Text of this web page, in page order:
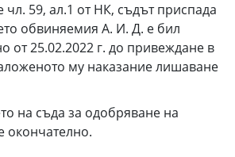
59, ал.1 от НК, съдът приспада
обвиняемия А. И. Д. е бил
от 25.02.2022 г. до привеждане в
му наказание лишаване
на съда за одобряване на
окончателно.